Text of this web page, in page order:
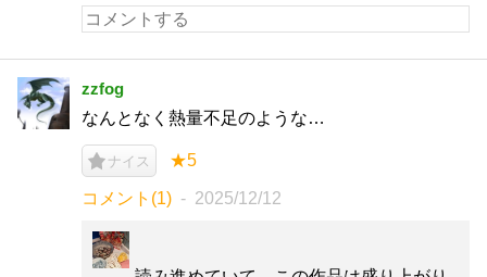
zzfog
なんとなく熱量不足のような…
ナイス ★5
コメント(1) 2025/12/12